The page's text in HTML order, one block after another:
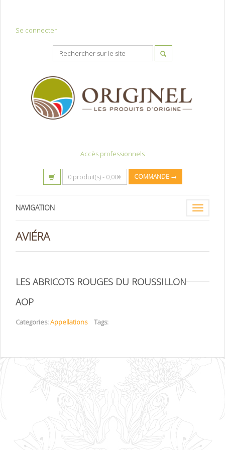
Se connecter
Accès professionnels
0 produit(s) - 0,00€ COMMANDE →
Toggle
NAVIGATION
AVIÉRA
LES ABRICOTS ROUGES DU ROUSSILLON
AOP
Categories:Appellations Tags: